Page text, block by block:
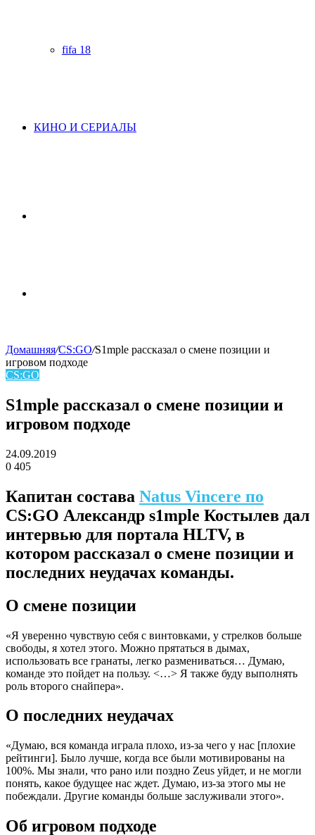
fifa 18
КИНО И СЕРИАЛЫ
skin
Домашняя/CS:GO/S1mple рассказал о смене позиции и
игровом подходе
CS:GO
S1mple рассказал о смене позиции и
игровом подходе
24.09.2019
0 405
Капитан состава Natus Vincere по
CS:GO Александр s1mple Костылев дал
интервью для портала HLTV, в
котором рассказал о смене позиции и
последних неудачах команды.
О смене позиции
«Я уверенно чувствую себя с винтовками, у стрелков больше
свободы, я хотел этого. Можно прятаться в дымах,
использовать все гранаты, легко размениваться… Думаю,
команде это пойдет на пользу. <…> Я также буду выполнять
роль второго снайпера».
О последних неудачах
«Думаю, вся команда играла плохо, из-за чего у нас [плохие
рейтинги]. Было лучше, когда все были мотивированы на
100%. Мы знали, что рано или поздно Zeus уйдет, и не могли
понять, какое будущее нас ждет. Думаю, из-за этого мы не
побеждали. Другие команды больше заслуживали этого».
Об игровом подходе